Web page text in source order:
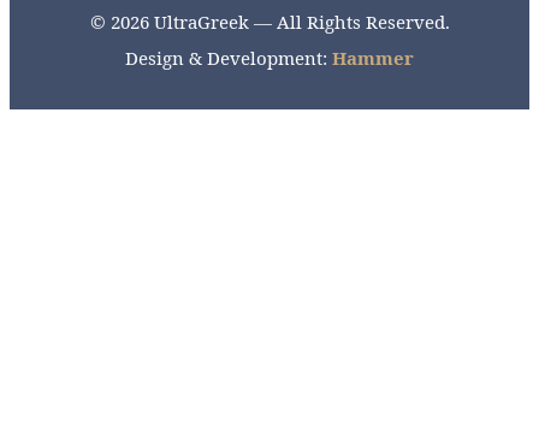
© 2026 UltraGreek — All Rights Reserved.
Design & Development: Hammer